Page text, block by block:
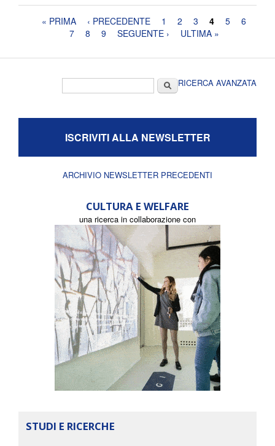
Pagine« PRIMA ‹ PRECEDENTE 1 2 3 4 5
6
7
8 9 SEGUENTE › ULTIMA »
CercaRICERCA AVANZATA
ISCRIVITI ALLA NEWSLETTER
ARCHIVIO NEWSLETTER PRECEDENTI
CULTURA E WELFARE
una ricerca in collaborazione con
STUDI E RICERCHE